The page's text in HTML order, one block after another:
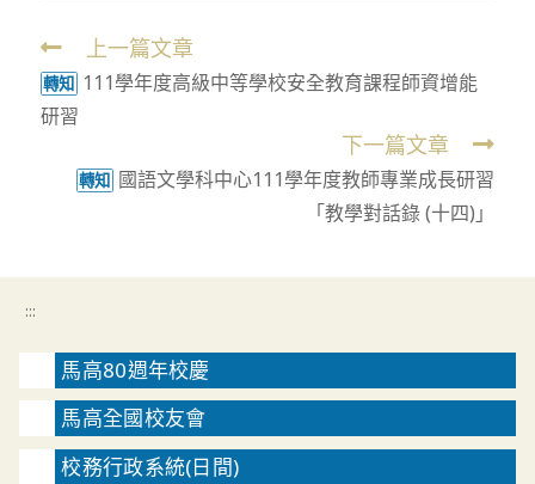
Read
more
articles
上一篇文章
轉知 111學年度高級中等學校安全教育課程師資增能
研習
下一篇文章
轉知 國語文學科中心111學年度教師專業成長研習
「教學對話錄 (十四)」
:::
馬高80週年校慶
馬高全國校友會
校務行政系統(日間)